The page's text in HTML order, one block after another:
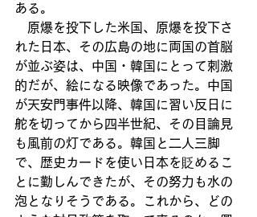
ある。
原爆を投下した米国、原爆を投下さ
れた日本、その広島の地に両国の首脳
が並ぶ姿は、中国・韓国にとって刺激
的だが、絵になる映像であった。中国
が天安門事件以降、韓国に習い反日に
舵を切ってから四半世紀、その目論見
も風前の灯である。韓国と二人三脚
で、歴史カードを使い日本を貶めるこ
とに勤しんできたが、その努力も水の
泡となりそうである。これから、どの